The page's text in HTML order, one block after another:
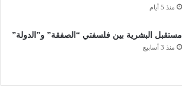
منذ 5 أيام
مستقبل البشرية بين فلسفتي “الصفقة” و”الدولة”
منذ 3 أسابيع